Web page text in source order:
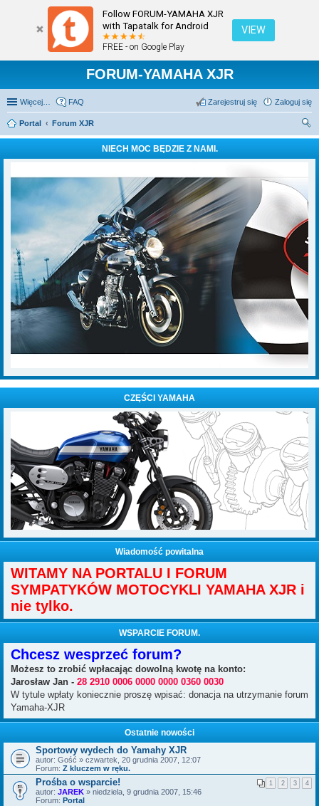
Follow FORUM-YAMAHA XJR
with Tapatalk for Android
FREE - on Google Play
VIEW
FORUM-YAMAHA XJR
Więcej… FAQ Zaloguj się
Zarejestruj się
Portal
Forum XJR
zu
kaj
NIECH MOC BĘDZIE Z NAMI.
CZĘŚCI YAMAHA
Wiadomość powitalna
WITAMY NA PORTALU I FORUM
SYMPATYKÓW MOTOCYKLI YAMAHA XJR i
nie tylko.
WSPARCIE FORUM.
Chcesz wesprzeć forum?
Możesz to zrobić wpłacając dowolną kwotę na konto:
Jarosław Jan - 28 2910 0006 0000 0000 0360 0030
W tytule wpłaty koniecznie proszę wpisać: donacja na utrzymanie forum
Yamaha-XJR
Ostatnie nowości
Sportowy wydech do Yamahy XJR
autor: Gość » czwartek, 20 grudnia 2007, 12:07
Forum: Z kluczem w ręku.
Prośba o wsparcie! 1 2 3 4
autor: JAREK » niedziela, 9 grudnia 2007, 15:46
Forum: Portal